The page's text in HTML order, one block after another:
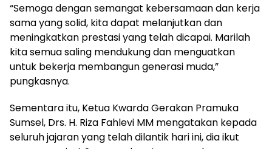
“Semoga dengan semangat kebersamaan dan kerja
sama yang solid, kita dapat melanjutkan dan
meningkatkan prestasi yang telah dicapai. Marilah
kita semua saling mendukung dan menguatkan
untuk bekerja membangun generasi muda,”
pungkasnya.
Sementara itu, Ketua Kwarda Gerakan Pramuka
Sumsel, Drs. H. Riza Fahlevi MM mengatakan kepada
seluruh jajaran yang telah dilantik hari ini, dia ikut